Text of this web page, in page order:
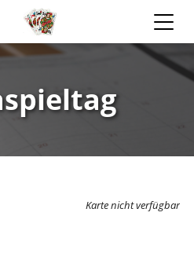
Karte nicht verfügbar